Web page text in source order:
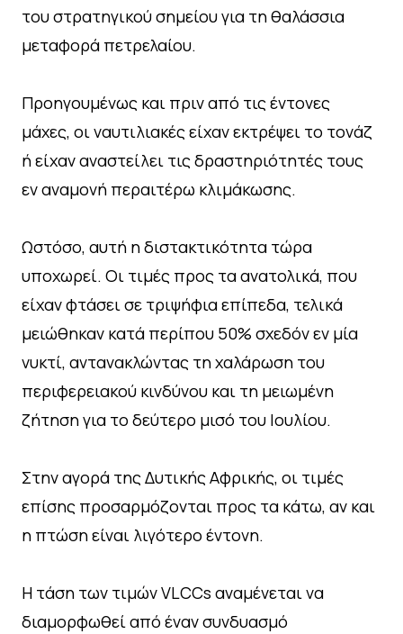
του στρατηγικού σημείου για τη θαλάσσια
μεταφορά πετρελαίου.
Προηγουμένως και πριν από τις έντονες
μάχες, οι ναυτιλιακές είχαν εκτρέψει το τονάζ
ή είχαν αναστείλει τις δραστηριότητές τους
εν αναμονή περαιτέρω κλιμάκωσης.
Ωστόσο, αυτή η διστακτικότητα τώρα
υποχωρεί. Οι τιμές προς τα ανατολικά, που
είχαν φτάσει σε τριψήφια επίπεδα, τελικά
μειώθηκαν κατά περίπου 50% σχεδόν εν μία
νυκτί, αντανακλώντας τη χαλάρωση του
περιφερειακού κινδύνου και τη μειωμένη
ζήτηση για το δεύτερο μισό του Ιουλίου.
Στην αγορά της Δυτικής Αφρικής, οι τιμές
επίσης προσαρμόζονται προς τα κάτω, αν και
η πτώση είναι λιγότερο έντονη.
Η τάση των τιμών VLCCs αναμένεται να
διαμορφωθεί από έναν συνδυασμό